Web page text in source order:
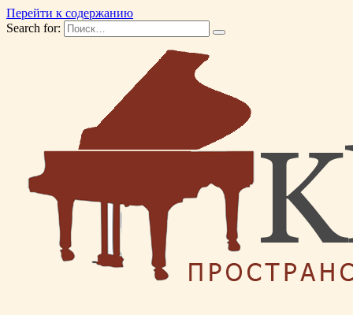
Перейти к содержанию
Search for: